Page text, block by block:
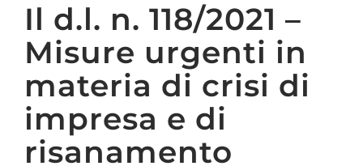
Il d.l. n. 118/2021 –
Misure urgenti in
materia di crisi di
impresa e di
risanamento